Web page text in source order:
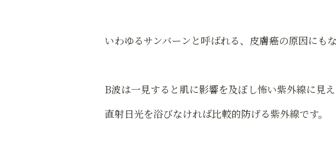
いわゆるサンバーンと呼ばれる、皮膚癌の原因にも
B波は一見すると肌に影響を及ぼし怖い紫外線に見え
直射日光を浴びなければ比較的防げる紫外線です。